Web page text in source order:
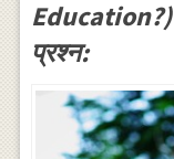
प्रश्न: